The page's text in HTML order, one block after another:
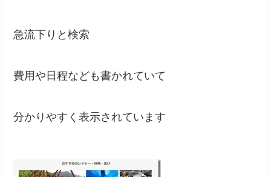
急流下りと検索
費用や日程なども書かれていて
分かりやすく表示されています